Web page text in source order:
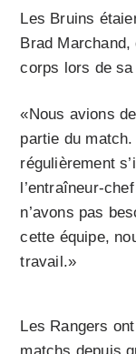
Les Bruins
Brad
corps lors de
«Nous avions
partie du match.
régulièrement
l’entraîneur-
n’avons pas
cette équipe,
travail.»
Les Rangers
matchs depuis